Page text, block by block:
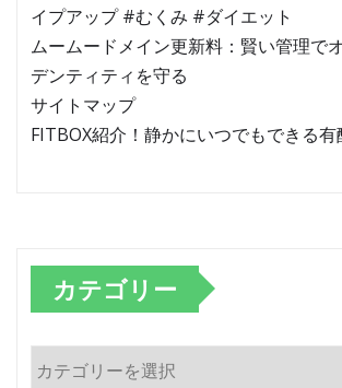
イプアップ #むくみ #ダイエット
ムームードメイン更新料：賢い管理で
デンティティを守る
サイトマップ
FITBOX紹介！静かにいつでもできる有
カテゴリー
カ